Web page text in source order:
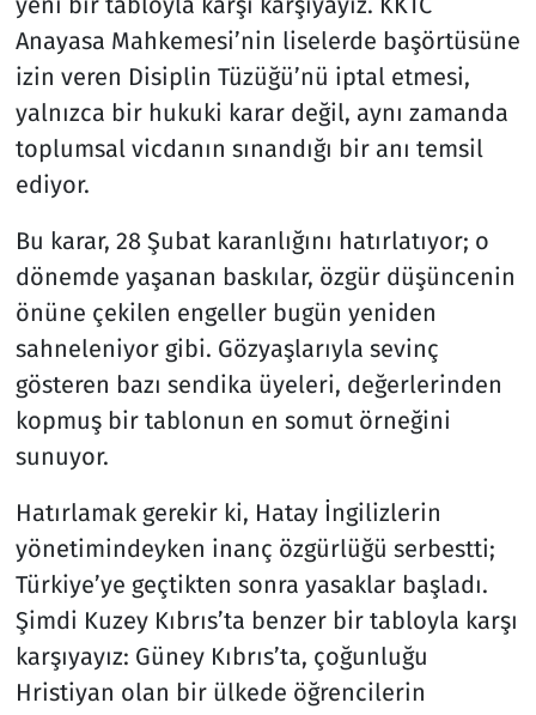
Anayasa Mahkemesi’nin liselerde başörtüsüne
izin veren Disiplin Tüzüğü’nü iptal etmesi,
yalnızca bir hukuki karar değil, aynı zamanda
toplumsal vicdanın sınandığı bir anı temsil
ediyor.
Bu karar, 28 Şubat karanlığını hatırlatıyor; o
dönemde yaşanan baskılar, özgür düşüncenin
önüne çekilen engeller bugün yeniden
sahneleniyor gibi. Gözyaşlarıyla sevinç
gösteren bazı sendika üyeleri, değerlerinden
kopmuş bir tablonun en somut örneğini
sunuyor.
Hatırlamak gerekir ki, Hatay İngilizlerin
yönetimindeyken inanç özgürlüğü serbestti;
Türkiye’ye geçtikten sonra yasaklar başladı.
Şimdi Kuzey Kıbrıs’ta benzer bir tabloyla karşı
karşıyayız: Güney Kıbrıs’ta, çoğunluğu
Hristiyan olan bir ülkede öğrencilerin
Resmi İlanlar
Rüya Tabirleri
Sağlık
Savunma Sanayi
Seçim 2023
Spor
Teknoloji ve Bilim
Televizyon